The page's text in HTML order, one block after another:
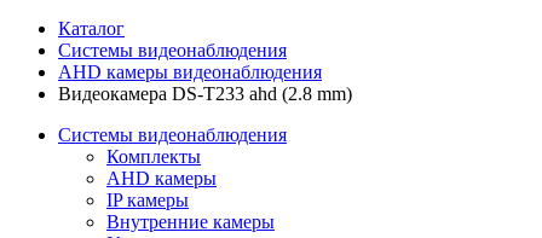
Каталог
Системы видеонаблюдения
AHD камеры видеонаблюдения
Видеокамера DS-T233 ahd (2.8 mm)
Системы видеонаблюдения
Комплекты
AHD камеры
IP камеры
Внутренние камеры